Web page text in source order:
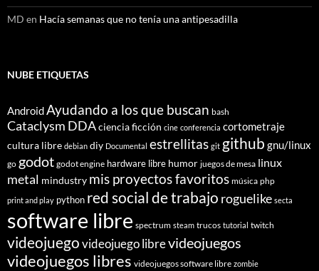
MD en Hacía semanas que no tenía una antipesadilla
NUBE ETIQUETAS
AndroidAyudando a los que buscan bash
Cataclysm DDAciencia ficción cine conferencia cortometraje
cultura libre debian diy Documental estrellitas git github gnu/linux
go godot godot engine hardware libre humor juegos de mesa linux
metal mindustry mis proyectos favoritos música php
print and play python red social de trabajo roguelike secta
software libre spectrum steam trucos tutorial twitch
videojuegovideojuego librevideojuegos
videojuegos libres videojuegos software libre zombie